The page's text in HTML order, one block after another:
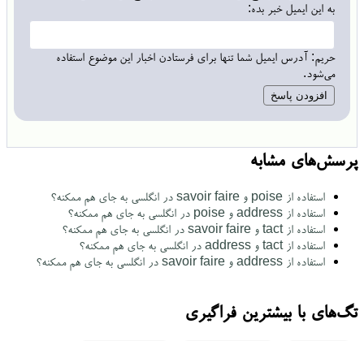
پرسش‌های مشابه
استفاده از poise و savoir faire در انگلسی به جای هم ممکنه؟
استفاده از address و poise در انگلسی به جای هم ممکنه؟
استفاده از tact و savoir faire در انگلسی به جای هم ممکنه؟
استفاده از tact و address در انگلسی به جای هم ممکنه؟
استفاده از address و savoir faire در انگلسی به جای هم ممکنه؟
تگ‌های با بیشترین فراگیری
به این ایمیل خبر بده:
حریم: آدرس ایمیل شما تنها برای فرستادن اخبار این موضوع استفاده
می‌شود.